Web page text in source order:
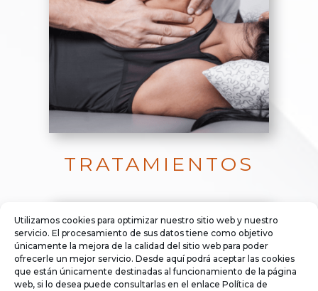
Utilizamos cookies para optimizar nuestro sitio web y nuestro
servicio. El procesamiento de sus datos tiene como objetivo
únicamente la mejora de la calidad del sitio web para poder
ofrecerle un mejor servicio. Desde aquí podrá aceptar las cookies
que están únicamente destinadas al funcionamiento de la página
web, si lo desea puede consultarlas en el enlace Política de
TRATAMIENTOS